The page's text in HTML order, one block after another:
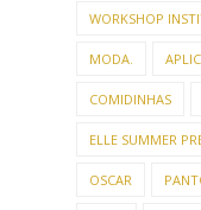
WORKSHOP
MODA.
COMIDINHAS
ELLE SUMMER
OSCAR